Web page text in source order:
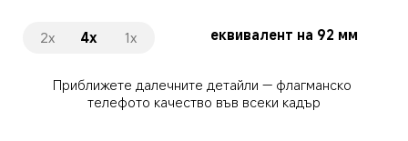
4x 1x 1.2x еквивалент на 23 мм
Вижте цялата сцена, кристално ясна дори след здрач